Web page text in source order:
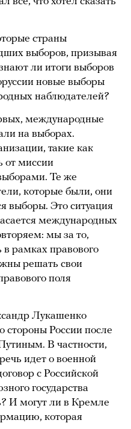
страны
выборов, призывая
ли итоги выборов
новые выборы
наблюдателей?
международные
на выборах.
такие как
миссии
Те же
которые были, они
выборы. Это ситуация
международных
мы за то,
в рамках правового
решать свои
поля
Лукашенко
стороны России после
В частности,
идет о военной
с Российской
государства
И могут ли в Кремле
которая